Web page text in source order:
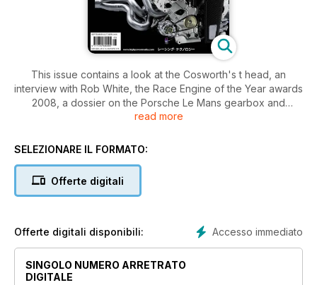
This issue contains a look at the Cosworth's t head, an
interview with Rob White, the Race Engine of the Year awards
2008, a dossier on the Porsche Le Mans gearbox and
Porsche LM GT2 Flat 6, a look at the move to create a new
show, a dossier on the YGK LM P1 V8, a look at the 125cc
read more
SELEZIONARE IL FORMATO:
Offerte digitali
Accesso immediato
Offerte digitali disponibili:
SINGOLO NUMERO ARRETRATO
DIGITALE